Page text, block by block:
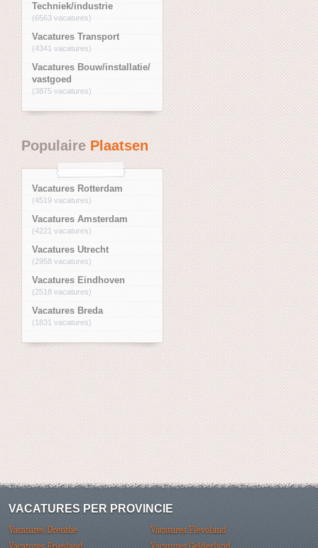
Techniek/industrie
(6563 vacatures)
Vacatures Transport
(4341 vacatures)
Vacatures Bouw/installatie/
vastgoed
(3875 vacatures)
PopulairePlaatsen
Vacatures Rotterdam
(4519 vacatures)
Vacatures Amsterdam
(4221 vacatures)
Vacatures Utrecht
(2958 vacatures)
Vacatures Eindhoven
(2518 vacatures)
Vacatures Breda
(1831 vacatures)
VACATURES PER PROVINCIE
Vacatures Drenthe
Vacatures Flevoland